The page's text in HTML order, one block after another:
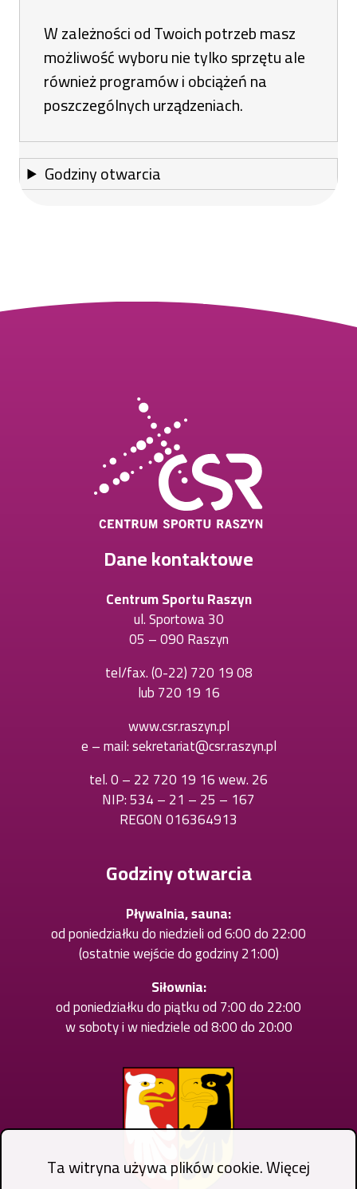
W zależności od Twoich potrzeb masz
możliwość wyboru nie tylko sprzętu ale
również programów i obciążeń na
poszczególnych urządzeniach.
Godziny otwarcia
Dane kontaktowe
Centrum Sportu Raszyn
ul. Sportowa 30
05 – 090 Raszyn
tel/fax.(0-22) 720 19 08
karcie
lub720 19 16
w
nowej
karcie
www.csr.raszyn.pl
e – mail:sekretariat@csr.raszyn.pl
tel.0 – 22 720 19 16 wew. 26
NIP: 534 – 21 – 25 – 167
REGON 016364913
Godziny otwarcia
Pływalnia, sauna:
od poniedziałku do niedzieli od 6:00 do 22:00
(ostatnie wejście do godziny 21:00)
Siłownia:
od poniedziałku do piątku od 7:00 do 22:00
w soboty i w niedziele od 8:00 do 20:00
Ta witryna używa plików cookie. Więcej